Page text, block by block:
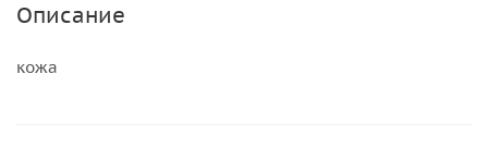
Описание
кожа